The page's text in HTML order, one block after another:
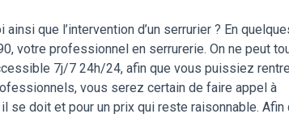
que l’intervention d’un serrurier ? En
votre professionnel en serrurerie. On ne peut
7j/7 24h/24, afin que vous puissiez
vous serez certain de faire appel à
se doit et pour un prix qui reste raisonnable. Afin